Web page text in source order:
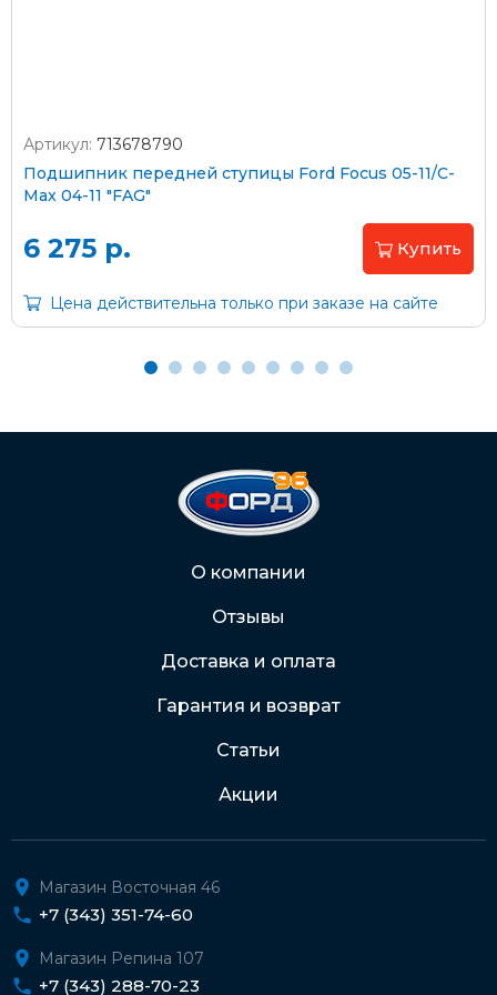
Оплата наличными
Пластиковыми картами
На карту Сбербанка:
2202 2032 0805 1187
Артикул: 713678790
Подшипник передней ступицы Ford Focus 05-11/C-
Max 04-11 "FAG"
Цена действительна только при заказе на сайте
6 275 р. Купить
О компании
Отзывы
Доставка и оплата
Гарантия и возврат
Статьи
Акции
Магазин Восточная 46
+7 (343) 351-74-60
Магазин Репина 107
+7 (343) 288-70-23